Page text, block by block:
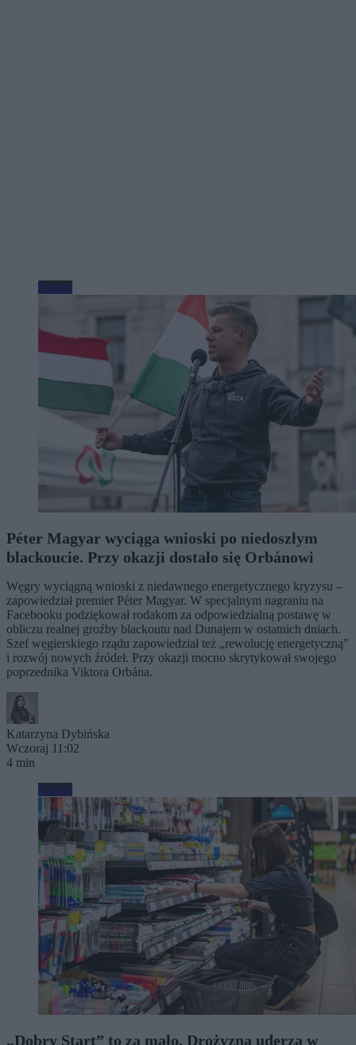
Biznes
Péter Magyar wyciąga wnioski po niedoszłym
blackoucie. Przy okazji dostało się Orbánowi
Węgry wyciągną wnioski z niedawnego energetycznego kryzysu –
zapowiedział premier Péter Magyar. W specjalnym nagraniu na
Facebooku podziękował rodakom za odpowiedzialną postawę w
obliczu realnej groźby blackoutu nad Dunajem w ostatnich dniach.
Szef węgierskiego rządu zapowiedział też „rewolucję energetyczną”
i rozwój nowych źródeł. Przy okazji mocno skrytykował swojego
poprzednika Viktora Orbána.
Katarzyna Dybińska
Wczoraj 11:02
4 min
Biznes
„Dobry Start” to za mało. Drożyzna uderza w